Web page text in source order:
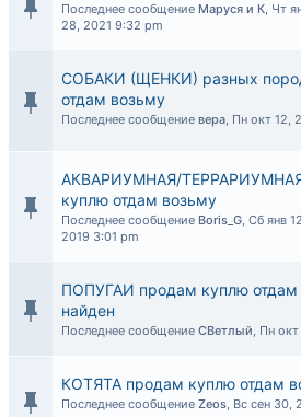
Последнее сообщение Маруся и К, Чт
28, 2021 9:32 pm
СОБАКИ (ЩЕНКИ) разных
отдам возьму
Последнее сообщение вера, Пн окт 12,
АКВАРИУМНАЯ/
куплю отдам возьму
Последнее сообщение Boris_G, Сб янв
2019 3:01 pm
ПОПУГАИ продам куплю отдам
найден
Последнее сообщение СВетлый, Пн
КОТЯТА продам куплю отдам
Последнее сообщение Zeos, Вс сен 30,